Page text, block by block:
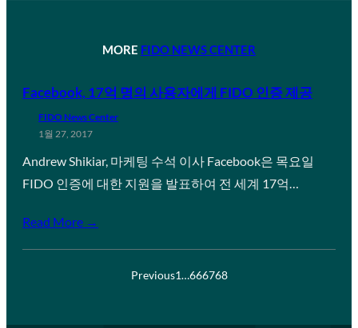
MORE FIDO NEWS CENTER
Facebook, 17억 명의 사용자에게 FIDO 인증 제공
FIDO News Center
1월 27, 2017
Andrew Shikiar, 마케팅 수석 이사 Facebook은 목요일
FIDO 인증에 대한 지원을 발표하여 전 세계 17억…
Read More →
Previous1…666768